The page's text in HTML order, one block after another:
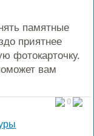
памятные
приятнее
фотокарточку.
вам
0